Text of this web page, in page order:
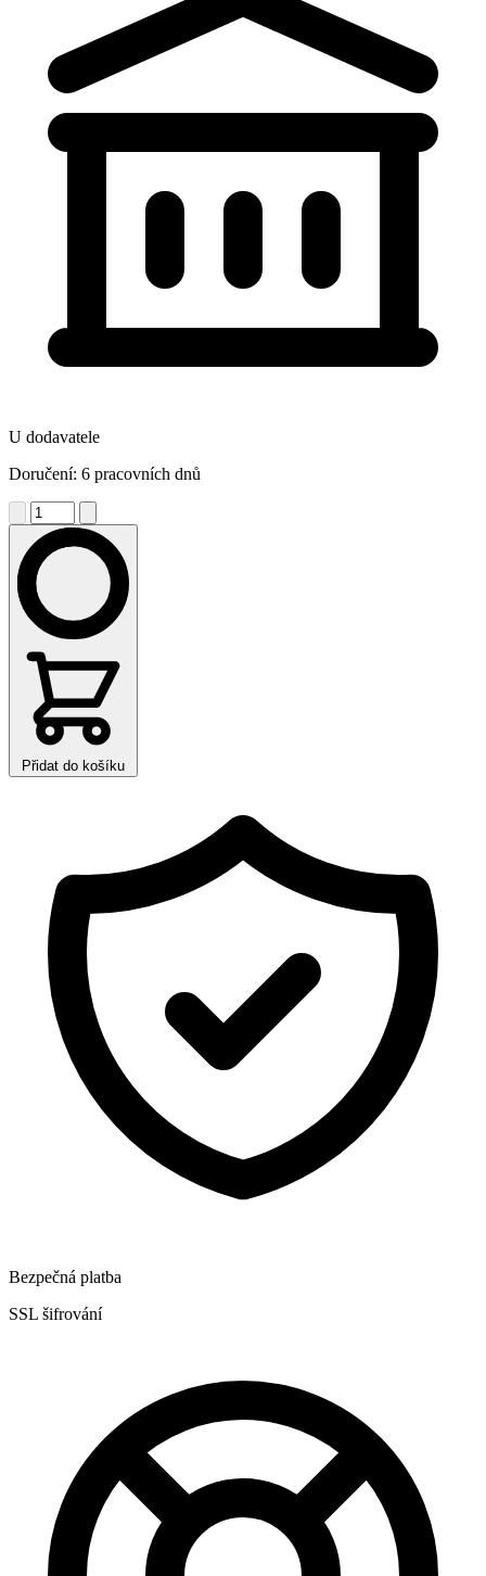
U dodavatele
Doručení: 6 pracovních dnů
Přidat do košíku
Bezpečná platba
SSL šifrování